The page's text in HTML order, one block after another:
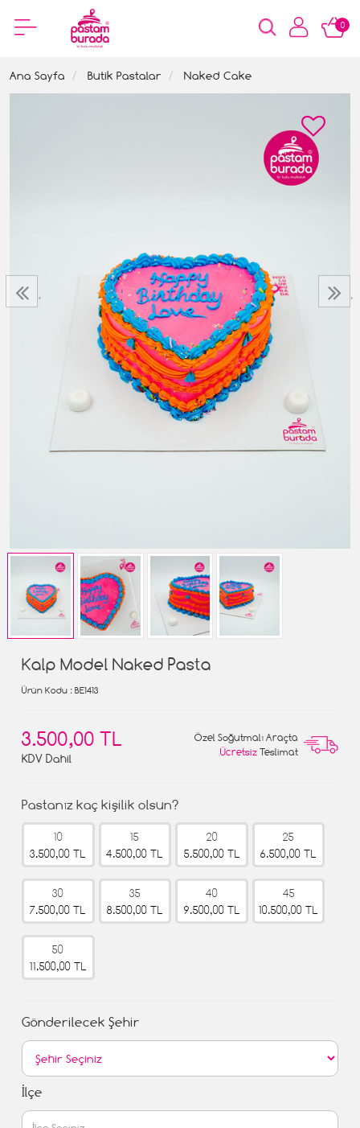
0
Ana Sayfa Butik Pastalar Naked Cake
‹ ›
Kalp Model Naked Pasta
Ürün Kodu : BE1413
3.500,00 TL
KDV Dahil
Özel Soğutmalı Araçta
Ücretsiz Teslimat
Pastanız kaç kişilik olsun?
10
3.500,00 TL
15
4.500,00 TL
20
5.500,00 TL
25
6.500,00 TL
30
7.500,00 TL
35
8.500,00 TL
40
9.500,00 TL
45
10.500,00 TL
50
11.500,00 TL
Gönderilecek Şehir
İlçe